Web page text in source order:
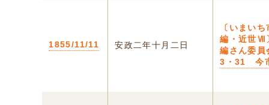
1855/11/11 安政二年十月二日
〔いまい
編・近世Ⅶ
編さん委
3・31 今